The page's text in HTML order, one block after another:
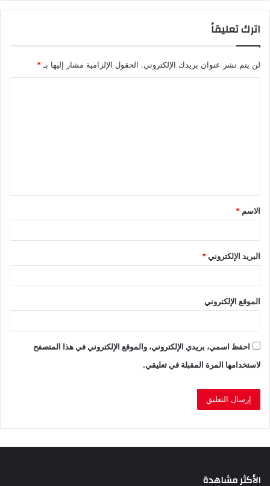
اترك تعليقاً
لن يتم نشر عنوان بريدك الإلكتروني. الحقول الإلزامية مشار إليها بـ *
ق
*
الاسم *
البريد الإلكتروني*
الموقع الإلكتروني
احفظ اسمي، بريدي الإلكتروني، والموقع الإلكتروني في هذا المتصفح
لاستخدامها المرة المقبلة في تعليقي.
الأكثر مشاهدة